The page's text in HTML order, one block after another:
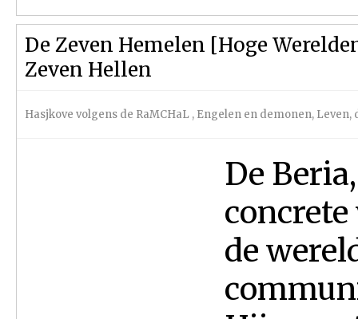
De Zeven Hemelen [Hoge
Zeven Hellen
Hasjkove volgens de RaMCHaL , Engelen en demonen, Leven,
De
de